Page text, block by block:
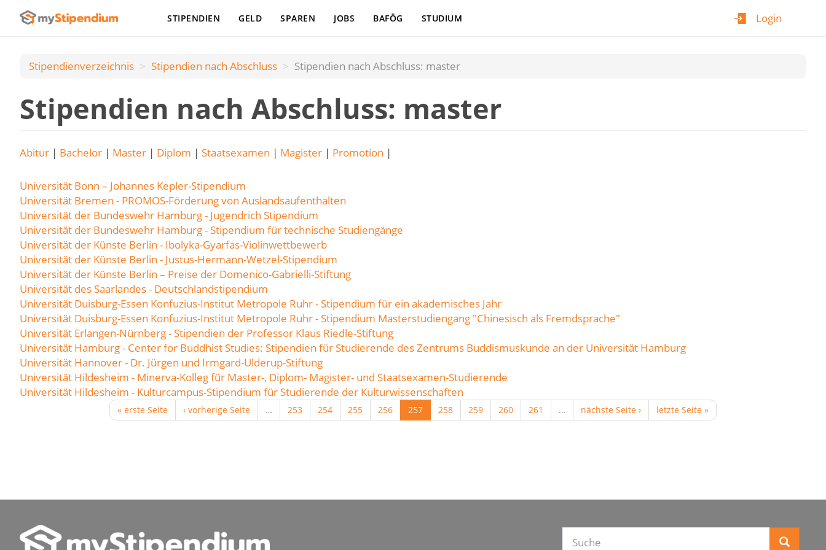
Login
STIPENDIEN GELD SPAREN JOBS BAFÖG STUDIUM
Stipendienverzeichnis Stipendien nach Аbschluss Stipendien nach Abschluss: master
Stipendien nach Abschluss: master
Abitur | Bachelor | Master | Diplom | Staatsexamen | Magister | Promotion |
Universität Bonn – Johannes Kepler-Stipendium
Universität Bremen - PROMOS-Förderung von Auslandsaufenthalten
Universität der Bundeswehr Hamburg - Jugendrich Stipendium
Universität der Bundeswehr Hamburg - Stipendium für technische Studiengänge
Universität der Künste Berlin - Ibolyka-Gyarfas-Violinwettbewerb
Universität der Künste Berlin - Justus-Hermann-Wetzel-Stipendium
Universität der Künste Berlin – Preise der Domenico-Gabrielli-Stiftung
Universität des Saarlandes - Deutschlandstipendium
Universität Duisburg-Essen Konfuzius-Institut Metropole Ruhr - Stipendium für ein akademisches Jahr
Universität Duisburg-Essen Konfuzius-Institut Metropole Ruhr - Stipendium Masterstudiengang "Chinesisch als Fremdsprache"
Universität Erlangen-Nürnberg - Stipendien der Professor Klaus Riedle-Stiftung
Universität Hamburg - Center for Buddhist Studies: Stipendien für Studierende des Zentrums Buddismuskunde an der Universität Hamburg
Universität Hannover - Dr. Jürgen und Irmgard-Ulderup-Stiftung
Universität Hildesheim - Minerva-Kolleg für Master-, Diplom- Magister- und Staatsexamen-Studierende
Universität Hildesheim - Kulturcampus-Stipendium für Studierende der Kulturwissenschaften
« erste Seite ‹ vorherige Seite … 253 254 255 256 257 258 259 260 261 … nächste Seite › letzte Seite »